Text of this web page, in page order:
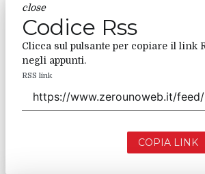
close
Codice Rss
Clicca sul pulsante per copiare il link
negli appunti.
RSS link
COPIA LINK